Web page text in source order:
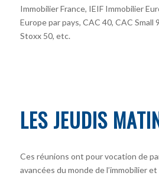
Immobilier France, IEIF Immobilier
Europe par pays, CAC 40, CAC Small
Stoxx 50, etc.
LES JEUDIS
Ces réunions ont pour vocation de
avancées du monde de l’immobilier